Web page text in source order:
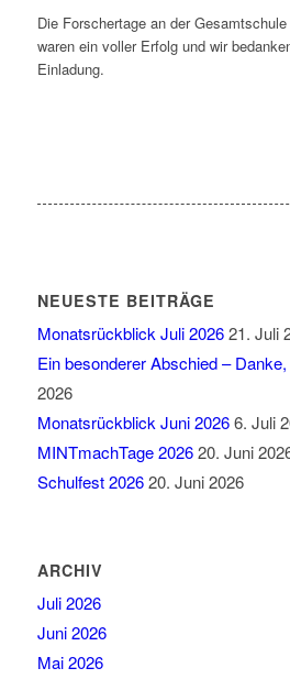
Die Forschertage an der
waren ein voller Erfolg und wir
Einladung.
NEUESTE BEITRÄGE
Monatsrückblick Juli 2026 21. Juli
Ein besonderer Abschied –
2026
Monatsrückblick Juni 2026 6. Juli
MINTmachTage 2026 20. Juni
Schulfest 2026 20. Juni 2026
ARCHIV
Juli 2026
Juni 2026
Mai 2026